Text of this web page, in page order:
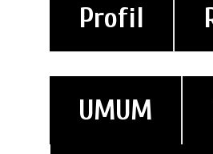
Profil
UMUM